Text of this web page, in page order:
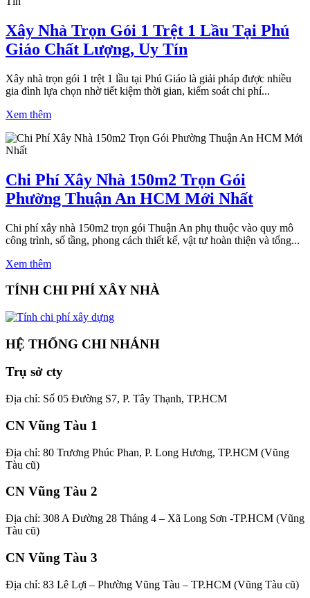
Xây Nhà Trọn Gói 1 Trệt 1 Lầu Tại Phú
Giáo Chất Lượng, Uy Tín
Xây nhà trọn gói 1 trệt 1 lầu tại Phú Giáo là giải pháp được nhiều
gia đình lựa chọn nhờ tiết kiệm thời gian, kiểm soát chi phí...
Xem thêm
Chi Phí Xây Nhà 150m2 Trọn Gói
Phường Thuận An HCM Mới Nhất
Chi phí xây nhà 150m2 trọn gói Thuận An phụ thuộc vào quy mô
công trình, số tầng, phong cách thiết kế, vật tư hoàn thiện và tổng...
Xem thêm
TÍNH CHI PHÍ XÂY NHÀ
HỆ THỐNG CHI NHÁNH
Trụ sở cty
Địa chỉ: Số 05 Đường S7, P. Tây Thạnh, TP.HCM
CN Vũng Tàu 1
Địa chỉ: 80 Trương Phúc Phan, P. Long Hương, TP.HCM (Vũng
Tàu cũ)
CN Vũng Tàu 2
Địa chỉ: 308 A Đường 28 Tháng 4 – Xã Long Sơn -TP.HCM (Vũng
Tàu cũ)
CN Vũng Tàu 3
Địa chỉ: 83 Lê Lợi – Phường Vũng Tàu – TP.HCM (Vũng Tàu cũ)